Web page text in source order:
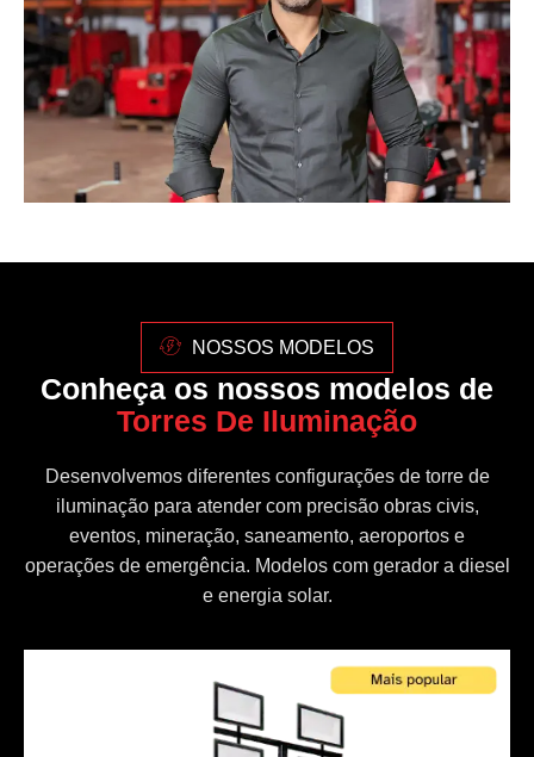
NOSSOS MODELOS
Conheça os nossos modelos de
Torres De Iluminação
Desenvolvemos diferentes configurações de torre de
iluminação para atender com precisão obras civis,
eventos, mineração, saneamento, aeroportos e
operações de emergência. Modelos com gerador a diesel
e energia solar.